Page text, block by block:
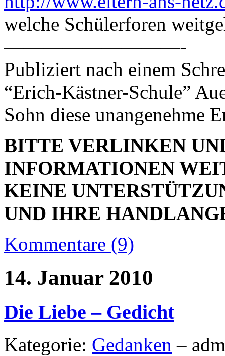
welche Schülerforen
—————————-
Publiziert nach einem
“Erich-Kästner-Schule”
Sohn diese unangenehme
BITTE VERLINKEN
INFORMATIONEN
KEINE
UND IHRE
Kommentare (9)
14. Januar 2010
Die Liebe – Gedicht
Kategorie: Gedanken –